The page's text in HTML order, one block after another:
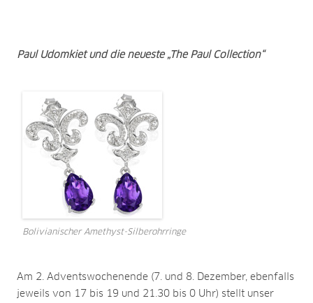
Paul Udomkiet und die neueste „The Paul Collection“
Bolivianischer Amethyst-Silberohrringe
Am 2. Adventswochenende (7. und 8. Dezember, ebenfalls
jeweils von 17 bis 19 und 21.30 bis 0 Uhr) stellt unser